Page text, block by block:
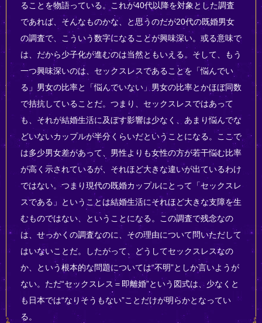
ることを物語っている。これが40代以降を対象とした調査
であれば、そんなものかな、と思うのだが20代の既婚男女
の調査で、こういう数字になることが興味深い。或る意味で
は、だから少子化が進むのは当然ともいえる。そして、もう
一つ興味深いのは、セックスレスであることを「悩んでい
る」男女の比率と「悩んでいない」男女の比率とかほぼ同数
で拮抗していることだ。つまり、セックスレスではあって
も、それが結婚生活に及ぼす影響は少なく、あまり悩んでな
どいないカップルが半分くらいだということになる。ここで
は多少男女差があって、男性よりも女性の方が若干悩む比率
が高く示されているが、それほど大きな違いが出ているわけ
ではない。つまり現代の既婚カップルにとって「セックスレ
スである」ということは結婚生活にそれほど大きな支障を生
むものではない、ということになる。この調査で残念なの
は、せっかくの調査なのに、その理由について問いただして
はいないことだ。したがって、どうしてセックスレスなの
か、という根本的な問題については“不明”としか言いようが
ない。ただ“セックスレス＝即離婚”という図式は、少なくと
も日本では“なりそうもない”ことだけが明らかとなってい
る。